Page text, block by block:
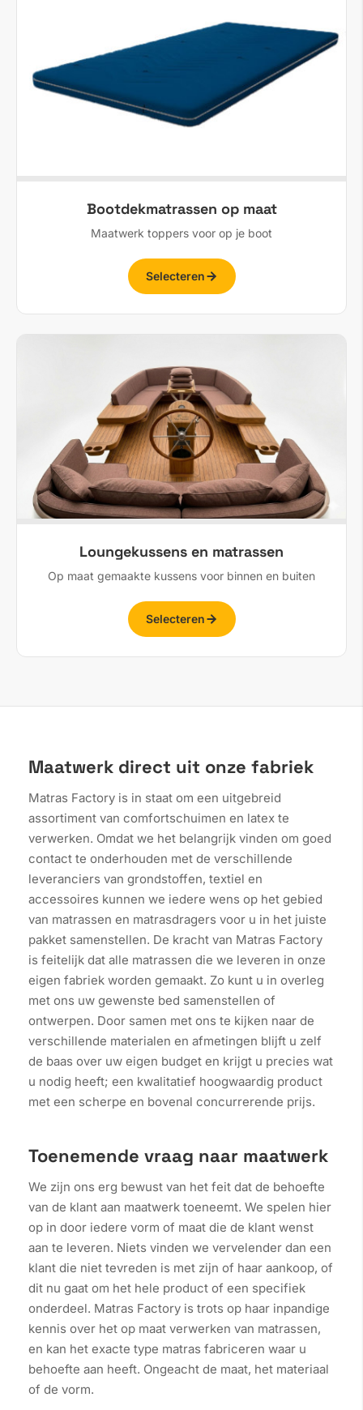
Bootdekmatrassen op maat
Maatwerk toppers voor op je boot
Selecteren
Loungekussens en matrassen
Op maat gemaakte kussens voor binnen en buiten
Selecteren
Maatwerk direct uit onze fabriek
Matras Factory is in staat om een uitgebreid
assortiment van comfortschuimen en latex te
verwerken. Omdat we het belangrijk vinden om goed
contact te onderhouden met de verschillende
leveranciers van grondstoffen, textiel en
accessoires kunnen we iedere wens op het gebied
van matrassen en matrasdragers voor u in het juiste
pakket samenstellen. De kracht van Matras Factory
is feitelijk dat alle matrassen die we leveren in onze
eigen fabriek worden gemaakt. Zo kunt u in overleg
met ons uw gewenste bed samenstellen of
ontwerpen. Door samen met ons te kijken naar de
verschillende materialen en afmetingen blijft u zelf
de baas over uw eigen budget en krijgt u precies wat
u nodig heeft; een kwalitatief hoogwaardig product
met een scherpe en bovenal concurrerende prijs.
Toenemende vraag naar maatwerk
We zijn ons erg bewust van het feit dat de behoefte
van de klant aan maatwerk toeneemt. We spelen hier
op in door iedere vorm of maat die de klant wenst
aan te leveren. Niets vinden we vervelender dan een
klant die niet tevreden is met zijn of haar aankoop, of
dit nu gaat om het hele product of een specifiek
onderdeel. Matras Factory is trots op haar inpandige
kennis over het op maat verwerken van matrassen,
en kan het exacte type matras fabriceren waar u
behoefte aan heeft. Ongeacht de maat, het materiaal
of de vorm.